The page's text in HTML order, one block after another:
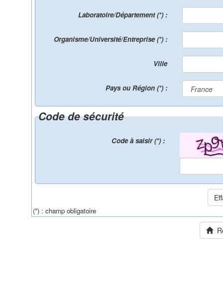
Laboratoire/Département (*) :
Organisme/Université/Entreprise (*) :
Ville
Pays ou Région (*) :
Code de sécurité
Code à saisir (*) :
(*) : champ obligatoire